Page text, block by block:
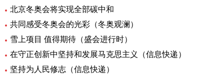
北京冬奥会将实现全部碳中和
共同感受冬奥会的光彩（冬奥观澜）
雪上项目 值得期待（盛会进行时）
在守正创新中坚持和发展马克思主义（信息快递）
坚持为人民修志（信息快递）